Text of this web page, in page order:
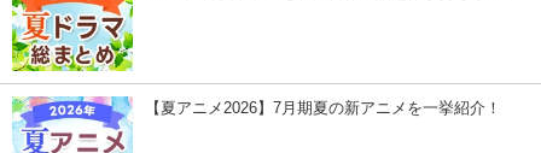
【夏アニメ2026】7月期夏の新アニメを一挙紹介！